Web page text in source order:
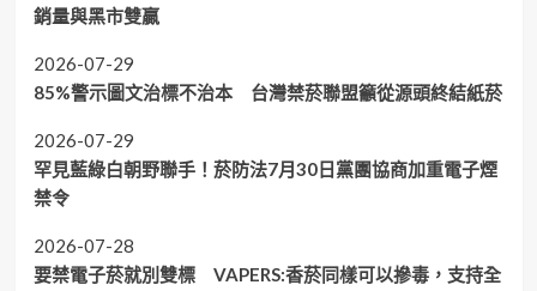
銷量與黑市雙贏
2026-07-29
85%警示圖文治標不治本 台灣禁菸聯盟籲從源頭終結紙菸
2026-07-29
罕見藍綠白朝野聯手！菸防法7月30日黨團協商加重電子煙
禁令
2026-07-28
要禁電子菸就別雙標 VAPERS:香菸同樣可以摻毒，支持全